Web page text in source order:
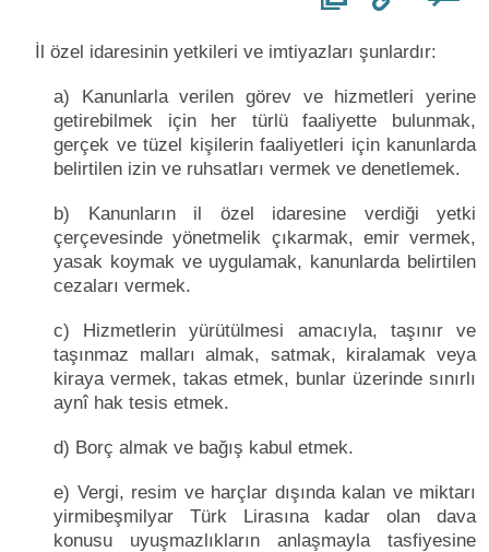
İl özel idaresinin yetkileri ve imtiyazları şunlardır:
a) Kanunlarla verilen görev ve hizmetleri yerine
getirebilmek için her türlü faaliyette bulunmak,
gerçek ve tüzel kişilerin faaliyetleri için kanunlarda
belirtilen izin ve ruhsatları vermek ve denetlemek.
b) Kanunların il özel idaresine verdiği yetki
çerçevesinde yönetmelik çıkarmak, emir vermek,
yasak koymak ve uygulamak, kanunlarda belirtilen
cezaları vermek.
c) Hizmetlerin yürütülmesi amacıyla, taşınır ve
taşınmaz malları almak, satmak, kiralamak veya
kiraya vermek, takas etmek, bunlar üzerinde sınırlı
aynî hak tesis etmek.
d) Borç almak ve bağış kabul etmek.
e) Vergi, resim ve harçlar dışında kalan ve miktarı
yirmibeşmilyar Türk Lirasına kadar olan dava
konusu uyuşmazlıkların anlaşmayla tasfiyesine